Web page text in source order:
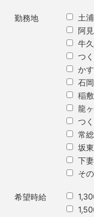
勤務地 土
阿
牛
つ
か
石
稲
龍
つ
常
坂
下
そ
希望時給